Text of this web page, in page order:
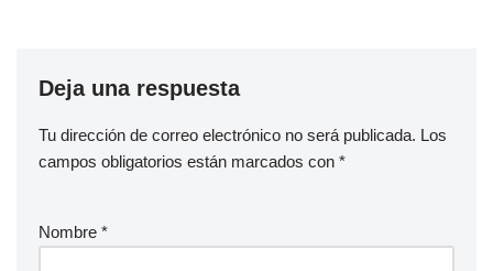
Deja una respuesta
Tu dirección de correo electrónico no será publicada. Los
campos obligatorios están marcados con *
Nombre *